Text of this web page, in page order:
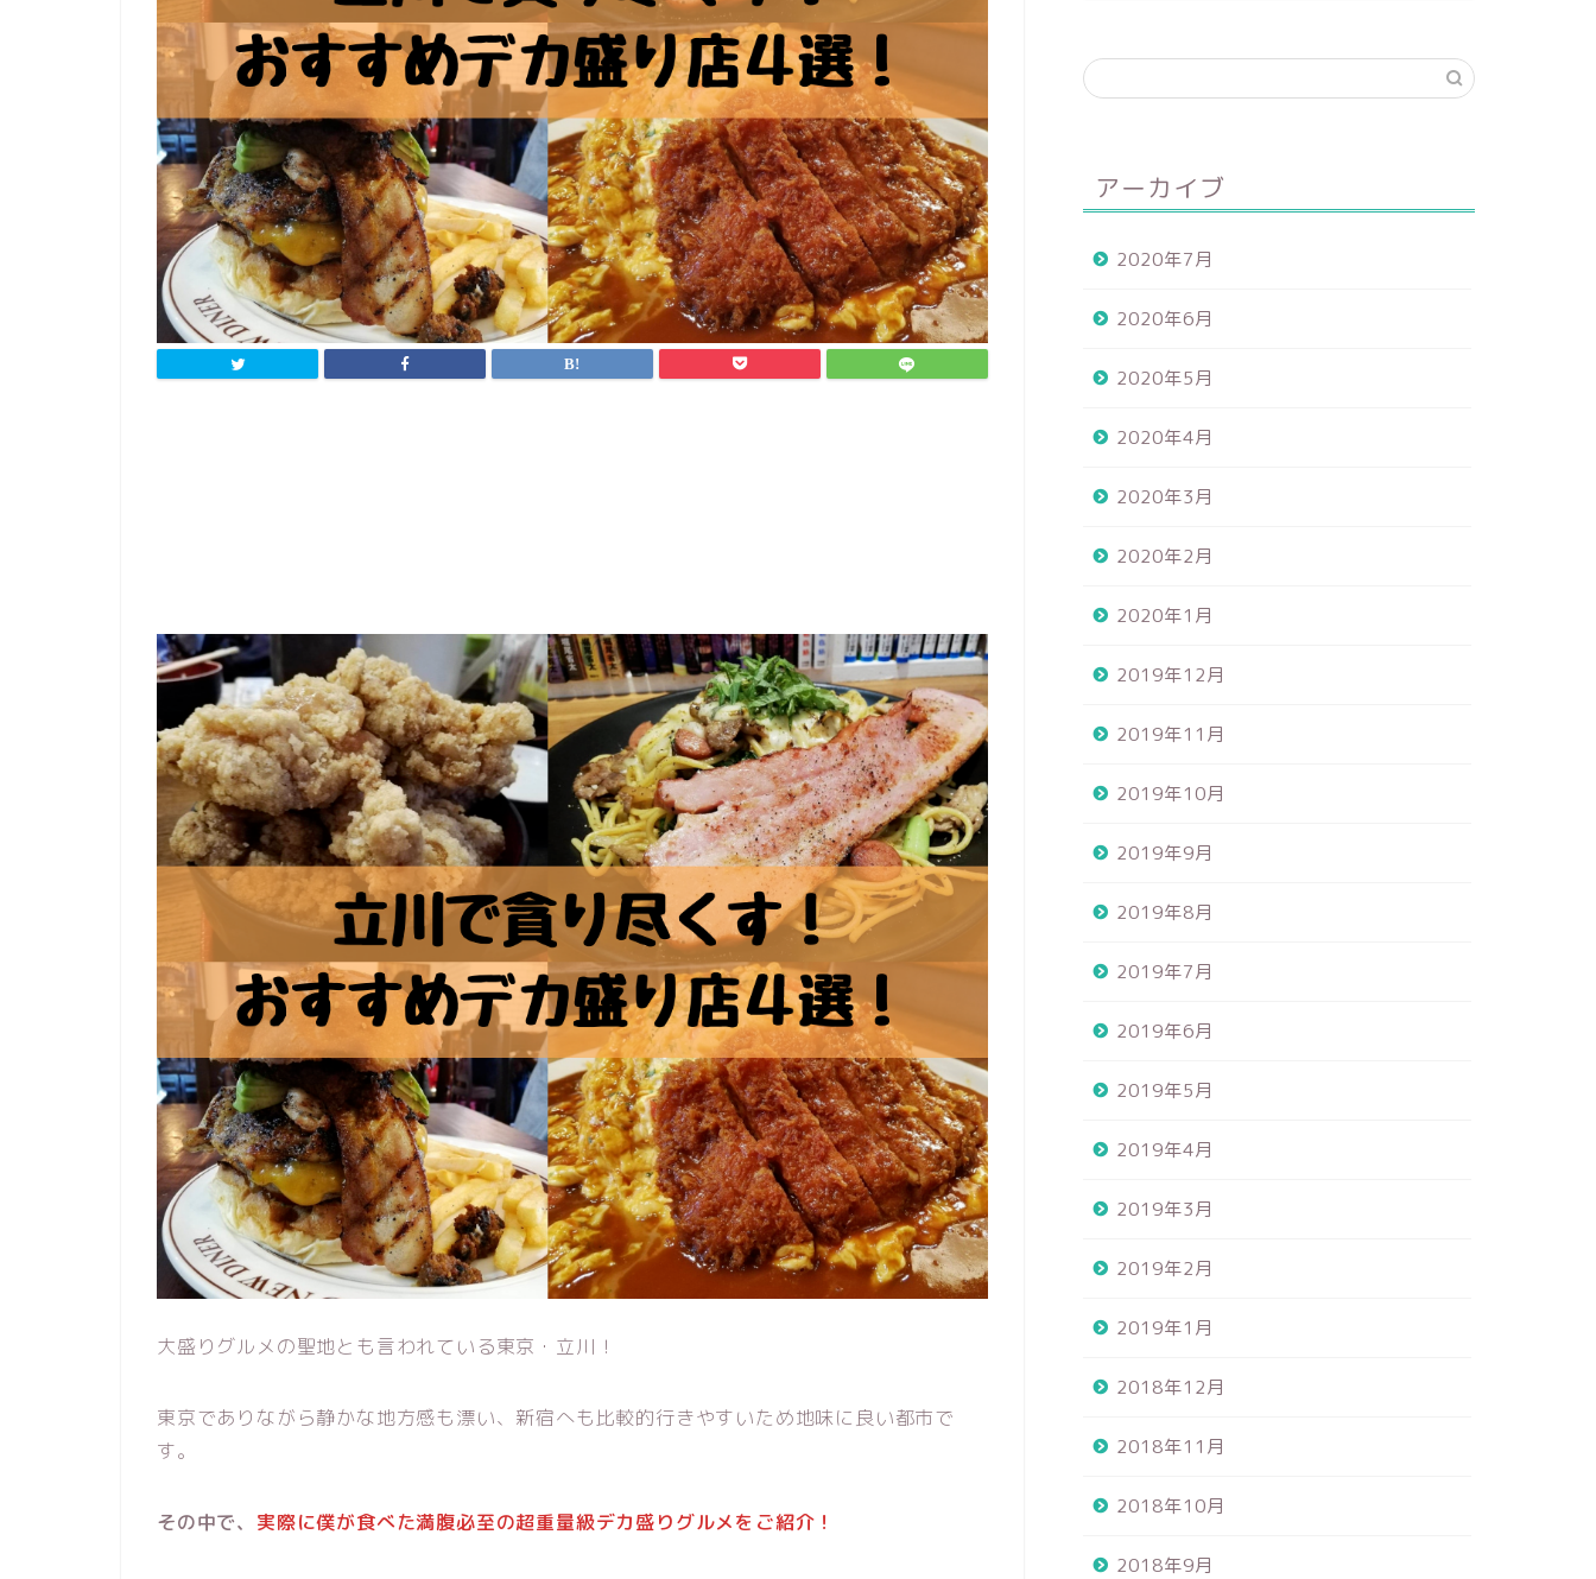
大盛りグルメの聖地とも言われている東京・立川！
東京でありながら静かな地方感も漂い、新宿へも比較的行きやすいため地味に良い都市で
す。
その中で、 実際に僕が食べた満腹必至の超重量級デカ盛りグルメをご紹介！
アーカイブ
2020年7月
2020年6月
2020年5月
2020年4月
2020年3月
2020年2月
2020年1月
2019年12月
2019年11月
2019年10月
2019年9月
2019年8月
2019年7月
2019年6月
2019年5月
2019年4月
2019年3月
2019年2月
2019年1月
2018年12月
2018年11月
2018年10月
2018年9月